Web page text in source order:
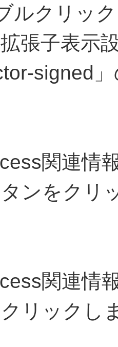
ルクリッ
張子表示
signed
関連情
タンをクリ
関連情
クリックし